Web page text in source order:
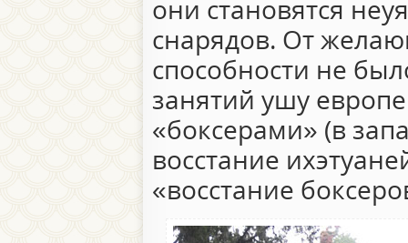
они становятся
снарядов. От
способности не
занятий ушу
«боксерами» (в
восстание
«восстание